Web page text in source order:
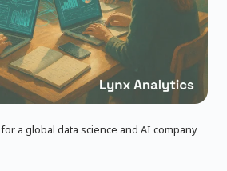
a global data science and AI company